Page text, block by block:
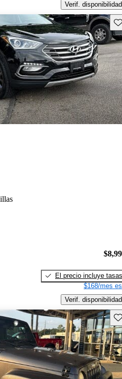
Verif. disponibilidad
El precio incluye tasas
$168/mes
Verif. disponibilidad